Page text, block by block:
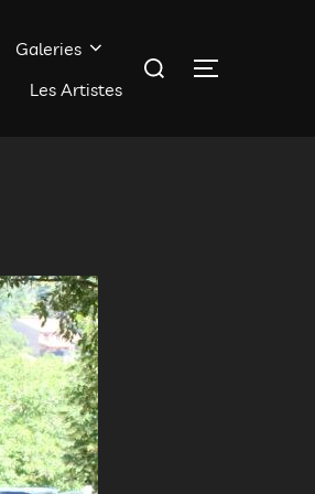
Galeries
Les Artistes
Rechercher :